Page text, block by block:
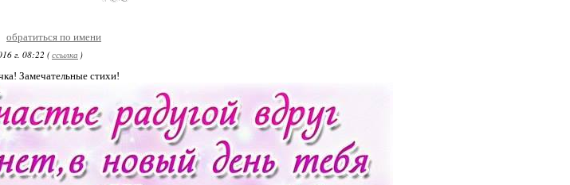
обратиться по имени
г. 08:22 (ссылка )
Замечательные стихи!